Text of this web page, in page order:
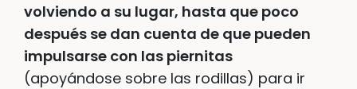
volviendo a su lugar, hasta que poco
después se dan cuenta de que pueden
impulsarse con las piernitas
(apoyándose sobre las rodillas) para ir